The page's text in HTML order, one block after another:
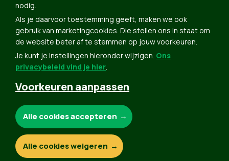
Word lid
Agenda
Bekijk kalender
Verleng je lidmaatschap
Programma oktober 2024
Programma juni 2024
Downloads
Webshop
© Copyright Groen 2026 | Gemaakt met
nodig.
Als je daarvoor toestemming geeft, maken we ook
gebruik van marketingcookies. Die stellen ons in staat om
de website beter af te stemmen op jouw voorkeuren.
Je kunt je instellingen hieronder wijzigen. Ons
privacybeleid vind je hier.
Voorkeuren aanpassen
Analytische cookies:
Alle cookies accepteren
Alle cookies weigeren